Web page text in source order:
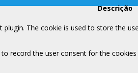
Descrição
plugin. The cookie is used to store the
record the user consent for the